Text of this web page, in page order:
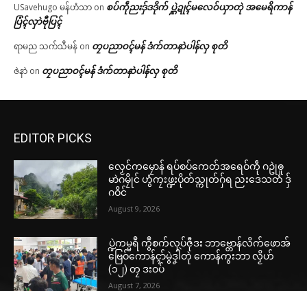
USavehugo မန်ဟံသာ on စပ်ကဵုညးဒှ်ဒဒိုက် ပ္ဋဲဍုၚ်မလေဝ်ယှာတုဲ အမေရိကာန်
ပြံၚ်လှာဲဗီုပြၚ်
ရာမည သက်သီမန် on တၠပညာဝၚ်မန် ဒံက်တာနာဲပါန်လှ စုတိ
ဇဲနာဲ on တၠပညာဝၚ်မန် ဒံက်တာနာဲပါန်လှ စုတိ
EDITOR PICKS
လၟေင်ကမၠောန် ရပ်စပ်ကေတ်အရေဝ်ကဵု ဂဥုဲၜူ
မာဲဂမၠိုင် ဟွံကၠးဖ္ဍးပိုတ်သ္ကုတ်ဂှ်ရ ညးဒေသတံ ဒှ်
ဂဝိင်
August 9, 2026
ပ္ဍဲကမ္မရဳ ကွဳစက်လုပ်ဇီုဒး ဘာဗ္တောန်လိက်ဖောအ်
ဗြေဝ်ကောန်ၚာ်မွဲဒၞါဲတုဲ ကောန်ကွးဘာ လၟိဟ်
(၁၂) တၠ ဒးဝပ်
August 7, 2026